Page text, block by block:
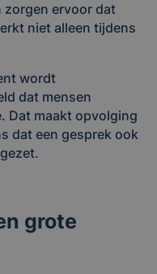
zorgen ervoor dat
niet alleen tijdens
wordt
dat mensen
Dat maakt opvolging
dat een gesprek ook
grote